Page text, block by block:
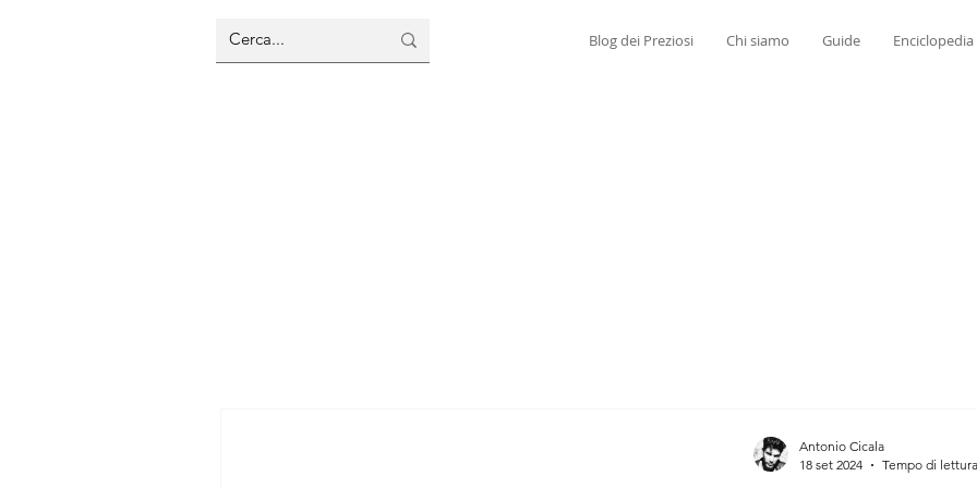
Blog dei Preziosi Chi siamo Guide
Antonio Cicala
18 set 2024
Tempo di